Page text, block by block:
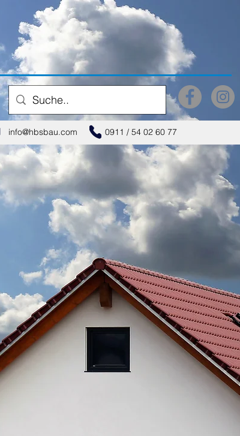
info@hbsbau.com 0911 / 54 02 60 77